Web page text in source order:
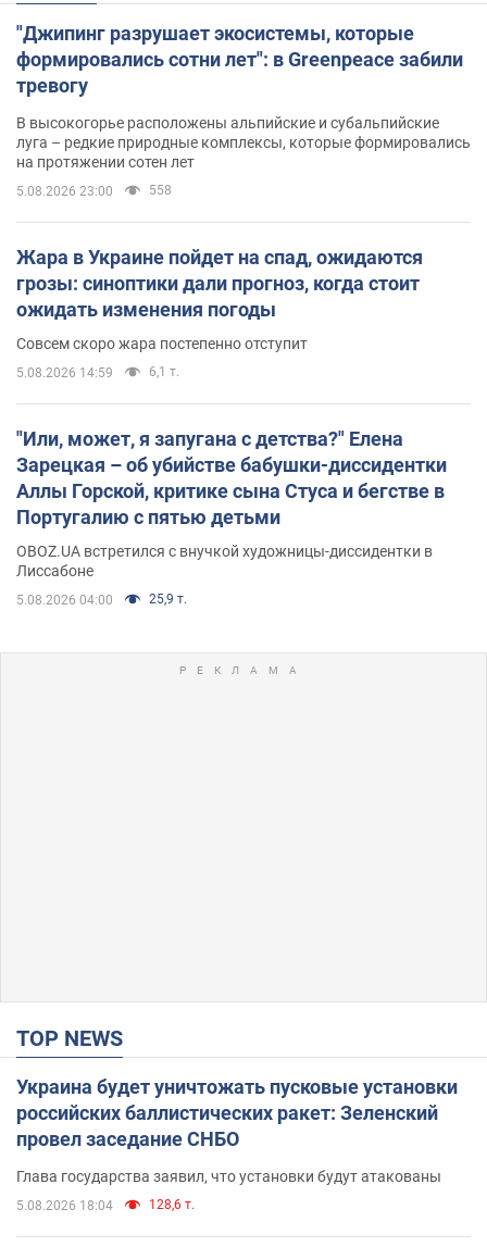
"Джипинг разрушает экосистемы, которые
формировались сотни лет": в Greenpeace забили
тревогу
В высокогорье расположены альпийские и субальпийские
луга – редкие природные комплексы, которые формировались
на протяжении сотен лет
5.08.2026 23:00 558
Жара в Украине пойдет на спад, ожидаются
грозы: синоптики дали прогноз, когда стоит
ожидать изменения погоды
Совсем скоро жара постепенно отступит
5.08.2026 14:59 6,1 т.
"Или, может, я запугана с детства?" Елена
Зарецкая – об убийстве бабушки-диссидентки
Аллы Горской, критике сына Стуса и бегстве в
Португалию с пятью детьми
OBOZ.UA встретился с внучкой художницы-диссидентки в
Лиссабоне
5.08.2026 04:00 25,9 т.
TOP NEWS
Украина будет уничтожать пусковые установки
российских баллистических ракет: Зеленский
провел заседание СНБО
Глава государства заявил, что установки будут атакованы
5.08.2026 18:04 128,6 т.